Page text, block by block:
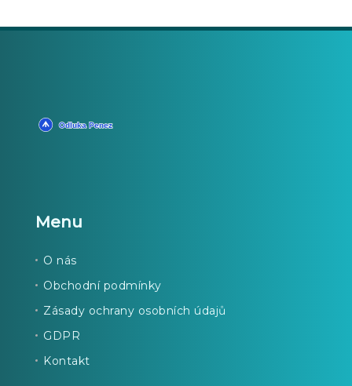
Menu
O nás
Obchodní podmínky
Zásady ochrany osobních údajů
GDPR
Kontakt